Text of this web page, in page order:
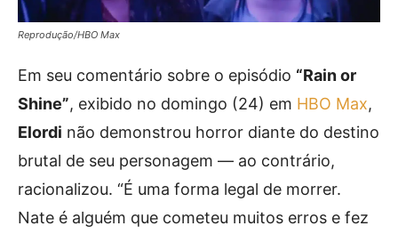
Reprodução/HBO Max
Em seu comentário sobre o episódio “Rain or
Shine”, exibido no domingo (24) em HBO Max,
Elordi não demonstrou horror diante do destino
brutal de seu personagem — ao contrário,
racionalizou. “É uma forma legal de morrer.
Nate é alguém que cometeu muitos erros e fez